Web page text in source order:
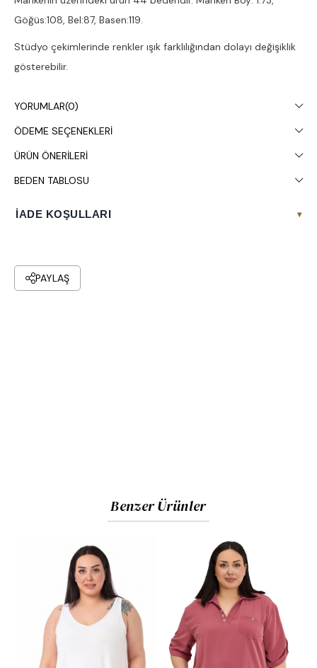
Göğüs:108, Bel:87, Basen:119.
Stüdyo çekimlerinde renkler ışık farklılığından dolayı değişiklik
gösterebilir.
YORUMLAR(0)
ÖDEME SEÇENEKLERI
ÜRÜN ÖNERILERI
BEDEN TABLOSU
İADE KOŞULLARI ▾
PAYLAŞ
Benzer Ürünler